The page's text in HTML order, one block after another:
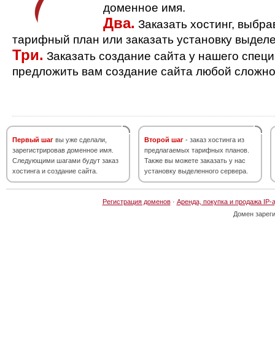
доменное имя.
Два. Заказать хостинг,
тарифный план или заказать установку
Три. Заказать создание сайта у нашего
предложить вам создание сайта любой
Первый шаг вы уже сделали,
зарегистрировав доменное имя.
Следующими шагами будут заказ
хостинга и создание сайта.
Второй шаг - заказ хостинга из
предлагаемых тарифных планов.
Также вы можете заказать у нас
установку выделенного сервера.
Регистрация доменов· Аренда, покупка и продажа IP-
Домен